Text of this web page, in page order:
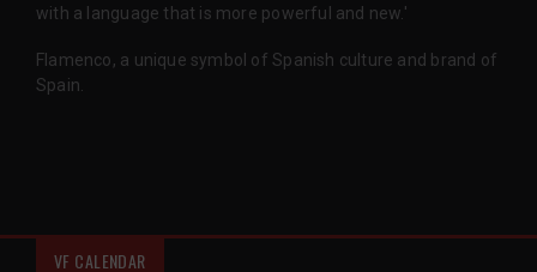
with a language that is more powerful and new.'
Flamenco, a unique symbol of Spanish culture and brand of
Spain.
VF CALENDAR